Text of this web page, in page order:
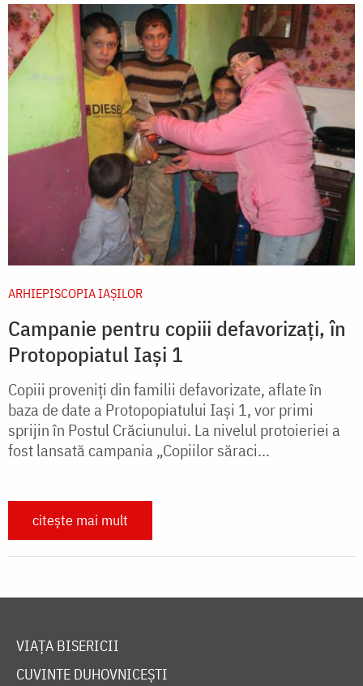
ARHIEPISCOPIA IAŞILOR
Campanie pentru copiii defavorizaţi, în
Protopopiatul Iaşi 1
Copiii proveniţi din familii defavorizate, aflate în
baza de date a Protopopiatului Iaşi 1, vor primi
sprijin în Postul Crăciunului. La nivelul protoieriei a
fost lansată campania „Copiilor săraci...
citește mai mult
VIAȚA BISERICII
CUVINTE DUHOVNICEȘTI